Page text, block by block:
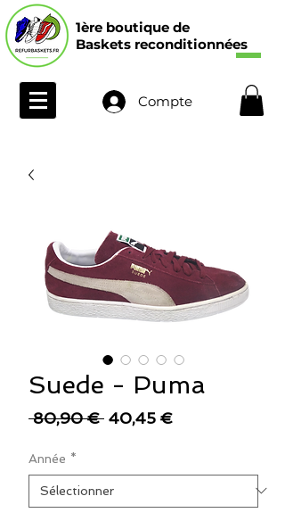
1ère boutique de
Baskets reconditionnées
Compte
Suede - Puma
80,90 € Prix
40,45 €Prix
Année *